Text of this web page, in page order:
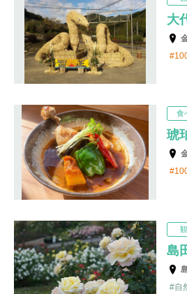
大
琥
食
島
自